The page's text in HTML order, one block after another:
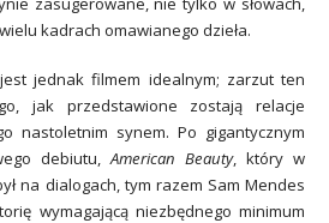
kadrach omawianego dzieła.
jednak filmem idealnym; zarzut ten
jak przedstawione zostają relacje
nastoletnim synem. Po gigantycznym
debiutu, American Beauty, który w
na dialogach, tym razem Sam Mendes
wymagającą niezbędnego minimum